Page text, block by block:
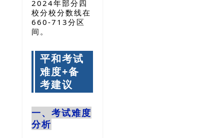
2024年部分四
校分校分数线在
660-713分区
间。
平和考试
难度+备
考建议
一、考试难度
分析